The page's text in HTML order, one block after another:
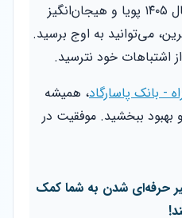
دنیای هیروهای دوتا ۲ در سال ۱۴۰۵ پویا و هیجان‌انگیز
می‌توانید به اوج برسید.
خود نترسید.
- بانک پاسارگاد، همیشه
ببخشید. موفقیت در
حرفه‌ای شدن به شما کمک